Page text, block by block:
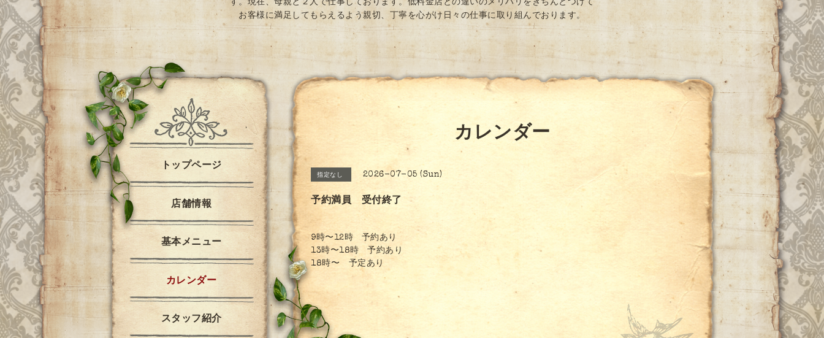
す。現在、母親と２人で仕事しております。低料金店との違いのメリハリをきちんとつけて
お客様に満足してもらえるよう親切、丁寧を心がけ日々の仕事に取り組んでおります。
カレンダー
指定なし 2026-07-05 (Sun)
予約満員 受付終了
9時〜12時 予約あり
13時〜18時 予約あり
18時〜 予定あり
トップページ
店舗情報
基本メニュー
カレンダー
スタッフ紹介